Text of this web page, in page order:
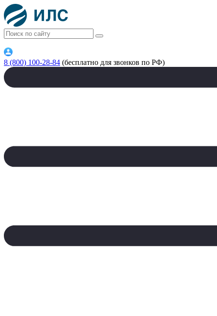
8 (800) 100-28-84 (бесплатно для звонков по РФ)